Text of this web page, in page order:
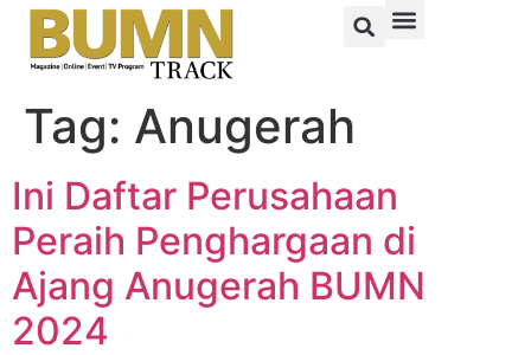
Tag: Anugerah
Ini Daftar Perusahaan
Peraih Penghargaan di
Ajang Anugerah BUMN
2024